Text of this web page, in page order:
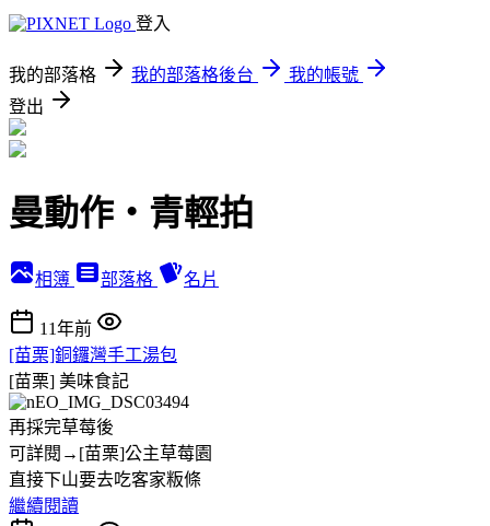
登入
我的部落格 我的部落格後台
我的帳號
登出
曼動作‧青輕拍
相簿 部落格 名片
11年前
[苗栗]銅鑼灣手工湯包
[苗栗] 美味食記
再採完草莓後
可詳閱→[苗栗]公主草莓園
直接下山要去吃客家粄條
繼續閱讀